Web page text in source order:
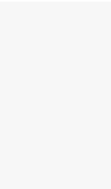
требования